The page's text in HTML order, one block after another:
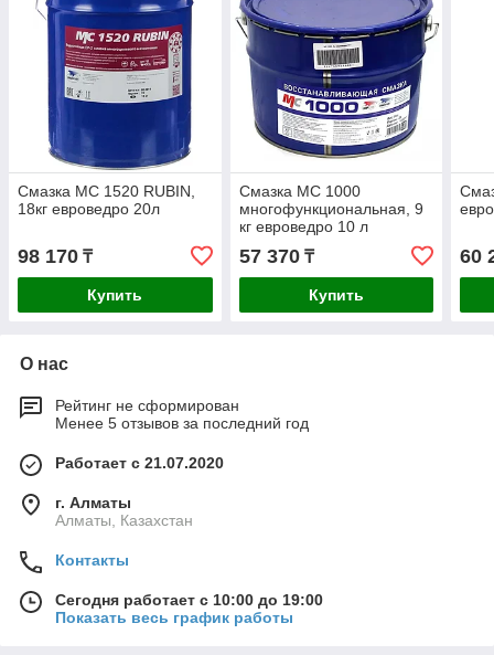
Смазка МС 1520 RUBIN,
18кг евроведро 20л
98 170 ₸
Купить
Смазка МС 1000
многофункциональная, 9
кг евроведро 10 л
57 370₸
Купить
60
О нас
Рейтинг не сформирован
Менее 5 отзывов за последний год
Работает с 21.07.2020
г. Алматы
Алматы, Казахстан
Контакты
Сегодня работает с 10:00 до 19:00
Показать весь график работы